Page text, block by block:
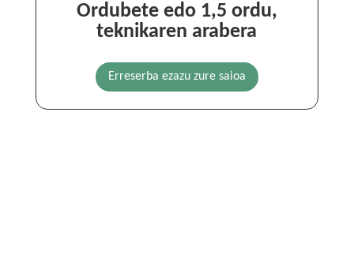
Ordubete edo 1,5 ordu,
teknikaren arabera
Erreserba ezazu zure saioa